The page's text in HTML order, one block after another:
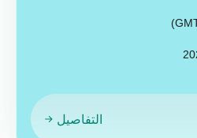
التفاصيل